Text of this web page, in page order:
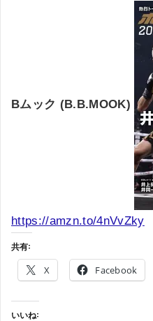
Bムック (B.B.MOOK)
https://amzn.to/4nVvZky
共有:
X Facebook
いいね: